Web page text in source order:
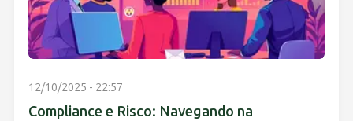
12/10/2025 - 22:57
Compliance e Risco: Navegando na